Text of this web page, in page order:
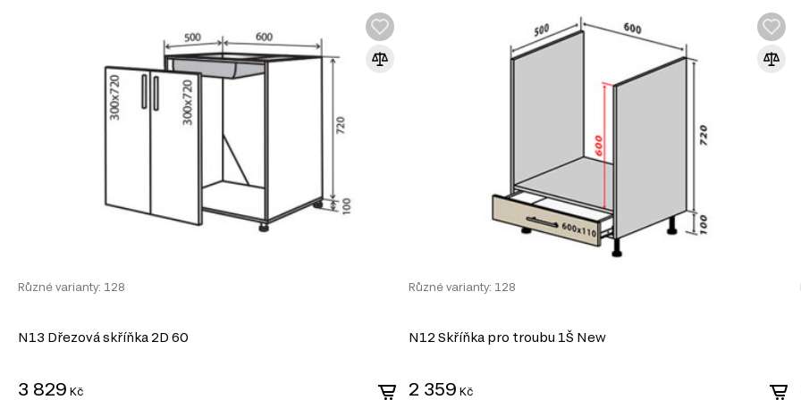
Informace o sérii nábytku
N2 Skříňka 1D 30 Flet Lux je součástí modulového systému Modulární kuchyně Flet Lux. Tento systém se skládá z 193
umožní vytvořit si kuchyň přesně podle vašich potřeb:
Doplňky do kuchyně
MDF
dřevěných vláken lisováním pod
Pevnost a stabilita. MDF má vysokou hustotu,
Různé varianty: 128
N13 Dřezová skříňka 2D 60
3 829 Kč
Různé varianty: 128
N12 Skříňka pro troubu 1Š New
2 359 Kč